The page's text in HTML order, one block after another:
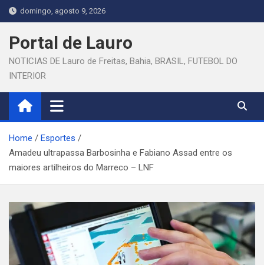
Skip
to
content
domingo, agosto 9, 2026
Portal de Lauro
NOTICIAS DE Lauro de Freitas, Bahia, BRASIL, FUTEBOL DO
INTERIOR
Home
Esportes
Amadeu ultrapassa Barbosinha e Fabiano Assad entre os
maiores artilheiros do Marreco – LNF